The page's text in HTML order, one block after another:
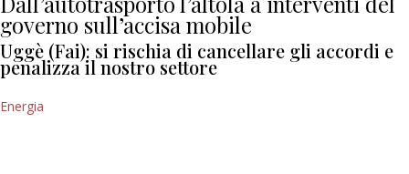
governo sull’accisa mobile
Uggè (Fai): si rischia di cancellare gli accordi e
penalizza il nostro settore
Energia